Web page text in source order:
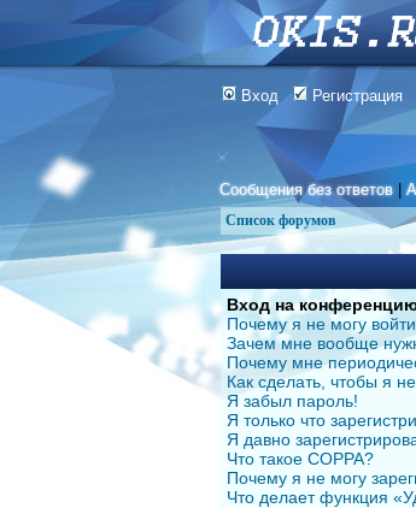
Вход Регистрация
Сообщения без ответов |
Список форумов
Вход на
Почему я не могу
Зачем мне вообще
Почему мне
Как сделать, чтобы я
Я забыл пароль!
Я только что
Я давно
Что такое COPPA?
Почему я не могу
Что делает функция